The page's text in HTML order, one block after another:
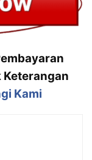
Keterangan
Kami